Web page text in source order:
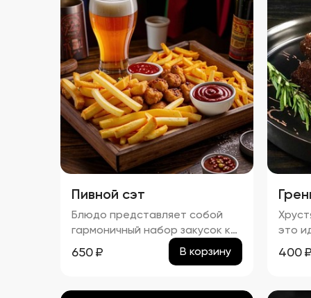
Пивной сэт
Блюдо представляет собой
гармоничный набор закусок к
пиву, включающий картофель
фри, картофельные дольки,
палочки. Все продукты имеют
650₽ В корзину
это
400 ₽